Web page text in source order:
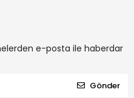
e-posta ile haberdar
Gönder